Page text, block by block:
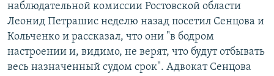
наблюдательной комиссии Ростовской области
Леонид Петрашис неделю назад посетил Сенцова и
Кольченко и рассказал, что они "в бодром
настроении и, видимо, не верят, что будут отбывать
весь назначенный судом срок". Адвокат Сенцова